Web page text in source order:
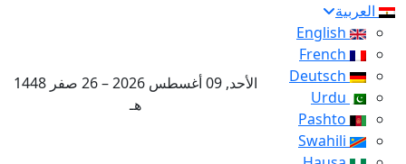
العربية
الأحد, 09 أغسطس 2026 – 26 صفر 1448
هـ